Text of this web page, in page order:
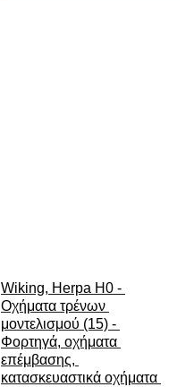
Wiking, Herpa H0 -
Οχήματα τρένων
μοντελισμού (15) -
Φορτηγά, οχήματα
επέμβασης,
κατασκευαστικά οχήματα